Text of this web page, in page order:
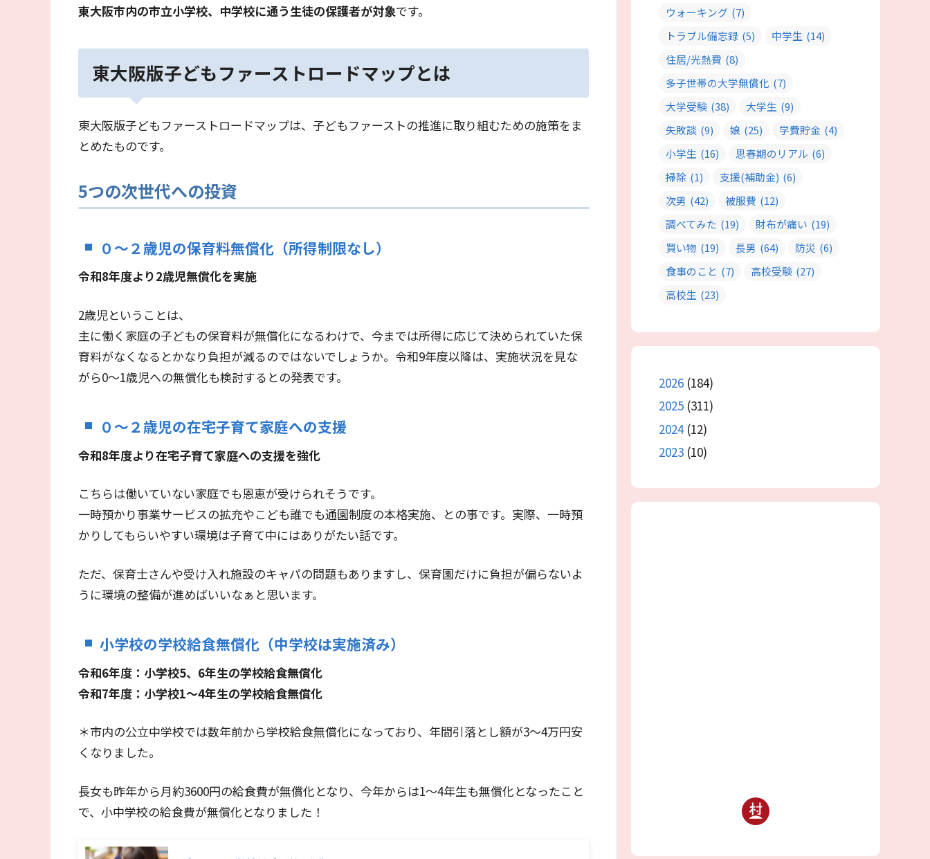
東大阪市内の市立小学校、中学校に通う生徒の保護者が対象です。
東大阪版子どもファーストロードマップとは
東大阪版子どもファーストロードマップは、子どもファーストの推進に取り組むための施策をま
とめたものです。
5つの次世代への投資
０～２歳児の保育料無償化（所得制限なし）
令和8年度より2歳児無償化を実施
2歳児ということは、
主に働く家庭の子どもの保育料が無償化になるわけで、今までは所得に応じて決められていた保
育料がなくなるとかなり負担が減るのではないでしょうか。令和9年度以降は、実施状況を見な
がら0～1歳児への無償化も検討するとの発表です。
０～２歳児の在宅子育て家庭への支援
令和8年度より在宅子育て家庭への支援を強化
こちらは働いていない家庭でも恩恵が受けられそうです。
一時預かり事業サービスの拡充やこども誰でも通園制度の本格実施、との事です。実際、一時預
かりしてもらいやすい環境は子育て中にはありがたい話です。
ただ、保育士さんや受け入れ施設のキャパの問題もありますし、保育園だけに負担が偏らないよ
うに環境の整備が進めばいいなぁと思います。
小学校の学校給食無償化（中学校は実施済み）
令和6年度：小学校5、6年生の学校給食無償化
令和7年度：小学校1～4年生の学校給食無償化
＊市内の公立中学校では数年前から学校給食無償化になっており、年間引落とし額が3～4万円安
くなりました。
長女も昨年から月約3600円の給食費が無償化となり、今年からは1～4年生も無償化となったこと
で、小中学校の給食費が無償化となりました！
ウォーキング (7)
トラブル備忘録 (5) 中学生 (14)
住居/光熱費 (8)
多子世帯の大学無償化 (7)
大学受験 (38) 大学生 (9)
失敗談 (9) 娘 (25) 学費貯金 (4)
小学生 (16) 思春期のリアル (6)
掃除 (1) 支援(補助金) (6)
次男 (42) 被服費 (12)
調べてみた (19) 財布が痛い (19)
買い物 (19) 長男 (64) 防災 (6)
食事のこと (7) 高校受験 (27)
高校生 (23)
2026 (184)
2025 (311)
2024(12)
2023 (10)